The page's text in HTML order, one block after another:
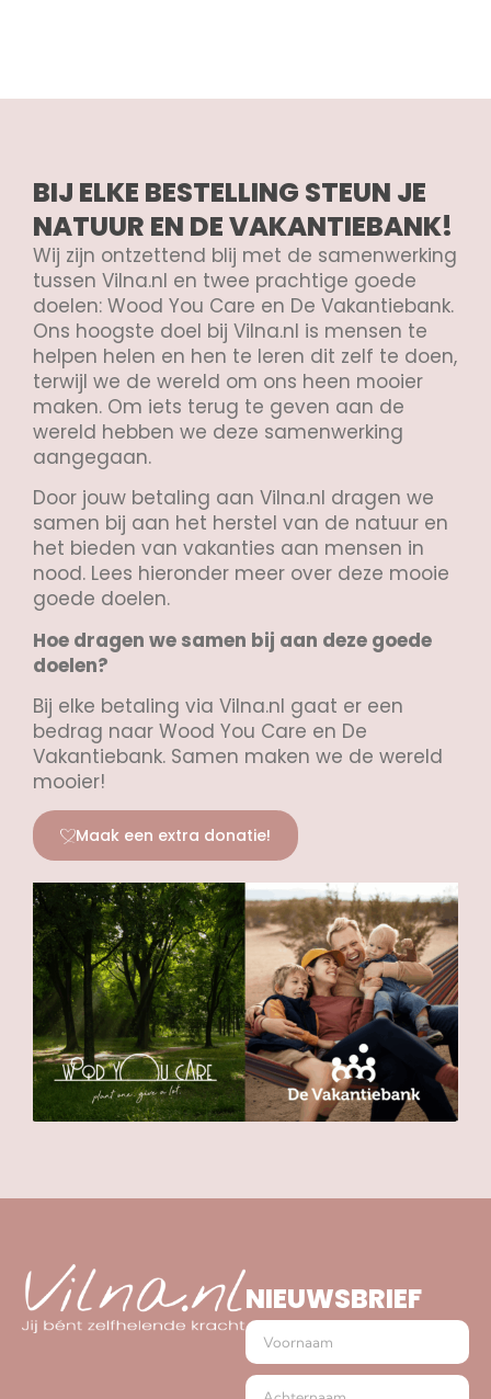
BIJ ELKE BESTELLING STEUN JE
NATUUR EN DE VAKANTIEBANK!
Wij zijn ontzettend blij met de samenwerking
tussen Vilna.nl en twee prachtige goede
doelen: Wood You Care en De Vakantiebank.
Ons hoogste doel bij Vilna.nl is mensen te
helpen helen en hen te leren dit zelf te doen,
terwijl we de wereld om ons heen mooier
maken. Om iets terug te geven aan de
wereld hebben we deze samenwerking
aangegaan.
Door jouw betaling aan Vilna.nl dragen we
samen bij aan het herstel van de natuur en
het bieden van vakanties aan mensen in
nood. Lees hieronder meer over deze mooie
goede doelen.
Hoe dragen we samen bij aan deze goede
doelen?
Bij elke betaling via Vilna.nl gaat er een
bedrag naar Wood You Care en De
Vakantiebank. Samen maken we de wereld
mooier!
Maak een extra donatie!
NIEUWSBRIEF